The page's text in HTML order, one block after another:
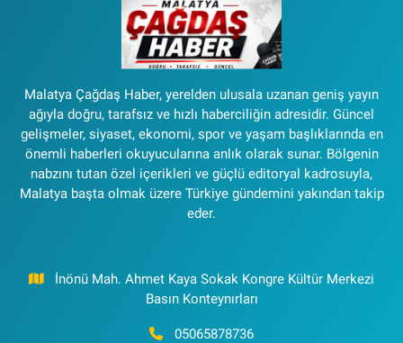
Malatya Çağdaş Haber, yerelden ulusala uzanan geniş yayın
ağıyla doğru, tarafsız ve hızlı haberciliğin adresidir. Güncel
gelişmeler, siyaset, ekonomi, spor ve yaşam başlıklarında en
önemli haberleri okuyucularına anlık olarak sunar. Bölgenin
nabzını tutan özel içerikleri ve güçlü editoryal kadrosuyla,
Malatya başta olmak üzere Türkiye gündemini yakından takip
eder.
İnönü Mah. Ahmet Kaya Sokak Kongre Kültür Merkezi
Basın Konteynırları
05065878736